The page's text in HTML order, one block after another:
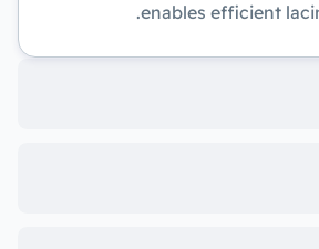
enables efficient